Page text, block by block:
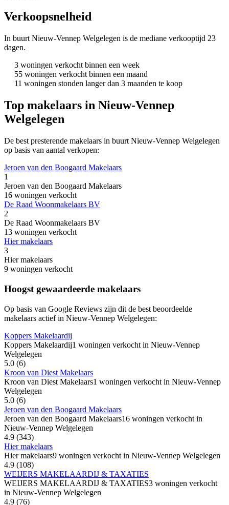
Verkoopsnelheid
In buurt Nieuw-Vennep Welgelegen is de mediane verkooptijd 23
dagen.
3 woningen verkocht binnen een week
55 woningen verkocht binnen een maand
11 woningen stonden langer dan 3 maanden te koop
Top makelaars in Nieuw-Vennep
Welgelegen
De best presterende makelaars in buurt Nieuw-Vennep Welgelegen
op basis van aantal verkopen:
Jeroen van den Boogaard Makelaars
1
Jeroen van den Boogaard Makelaars
16 woningen verkocht
De Raad Woonmakelaars BV
2
De Raad Woonmakelaars BV
13 woningen verkocht
Hier makelaars
3
Hier makelaars
9 woningen verkocht
Hoogst gewaardeerde makelaars
Op basis van Google Reviews zijn dit de best beoordeelde
makelaars actief in Nieuw-Vennep Welgelegen:
Koppers Makelaardij
Koppers Makelaardij1 woningen verkocht in Nieuw-Vennep
Welgelegen
5.0 (6)
Kroon van Diest Makelaars
Kroon van Diest Makelaars1 woningen verkocht in Nieuw-Vennep
Welgelegen
5.0 (6)
Jeroen van den Boogaard Makelaars
Jeroen van den Boogaard Makelaars16 woningen verkocht in
Nieuw-Vennep Welgelegen
4.9 (343)
Hier makelaars
Hier makelaars9 woningen verkocht in Nieuw-Vennep Welgelegen
4.9 (108)
WEIJERS MAKELAARDIJ & TAXATIES
WEIJERS MAKELAARDIJ & TAXATIES3 woningen verkocht
in Nieuw-Vennep Welgelegen
4.9 (76)